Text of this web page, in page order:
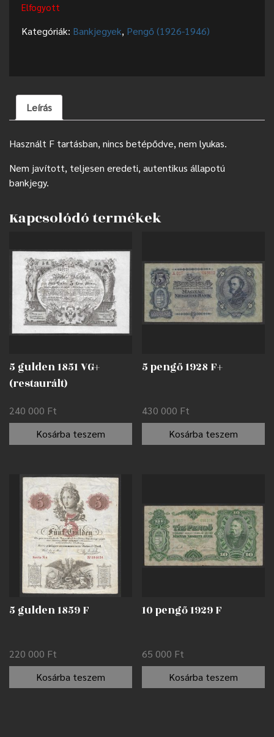
Elfogyott
Kategóriák: Bankjegyek, Pengő (1926-1946)
Leírás
Használt F tartásban, nincs betépődve, nem lyukas.
Nem javított, teljesen eredeti, autentikus állapotú
bankjegy.
Kapcsolódó termékek
5 gulden 1851 VG+
(restaurált)
240 000 Ft
Kosárba teszem
5 pengő 1928 F+
430 000 Ft
Kosárba teszem
5 gulden 1859 F
220 000 Ft
Kosárba teszem
10 pengő 1929 F
65 000 Ft
Kosárba teszem